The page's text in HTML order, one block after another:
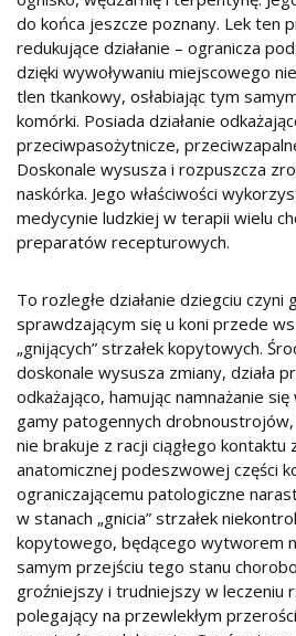
do końca jeszcze poznany. Lek ten
redukujące działanie – ogranicza
dzięki wywoływaniu miejscowego
tlen tkankowy, osłabiając tym
komórki. Posiada działanie
przeciwpasożytnicze,
Doskonale wysusza i rozpuszcza
naskórka. Jego właściwości
medycynie ludzkiej w terapii wielu
preparatów recepturowych.
To rozległe działanie dziegciu czyni
sprawdzającym się u koni przede
„gnijących” strzałek kopytowych.
doskonale wysusza zmiany, działa
odkażająco, hamując namnażanie
gamy patogennych
nie brakuje z racji ciągłego kontaktu
anatomicznej podeszwowej części
ograniczającemu patologiczne
w stanach „gnicia” strzałek
kopytowego, będącego wytworem
samym przejściu tego stanu
groźniejszy i trudniejszy w leczeniu
polegający na przewlekłym